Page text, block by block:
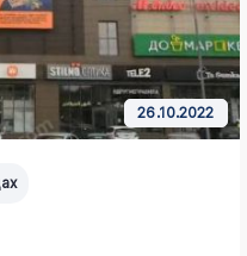
26.10.2022